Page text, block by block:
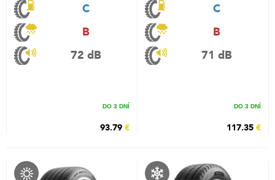
C
B
72 dB
DO 3 DNÍ
93.79 €
C
B
71 dB
DO 3 DNÍ
117.35 €